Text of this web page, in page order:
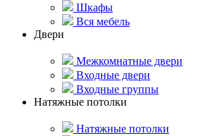
Шкафы
Вся мебель
Двери
Межкомнатные двери
Входные двери
Входные группы
Натяжные потолки
Натяжные потолки